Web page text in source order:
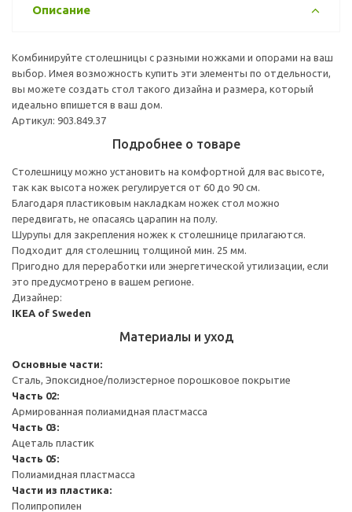
Описание
Комбинируйте столешницы с разными ножками и опорами на ваш
выбор. Имея возможность купить эти элементы по отдельности,
вы можете создать стол такого дизайна и размера, который
идеально впишется в ваш дом.
Артикул: 903.849.37
Подробнее о товаре
Столешницу можно установить на комфортной для вас высоте,
так как высота ножек регулируется от 60 до 90 см.
Благодаря пластиковым накладкам ножек стол можно
передвигать, не опасаясь царапин на полу.
Шурупы для закрепления ножек к столешнице прилагаются.
Подходит для столешниц толщиной мин. 25 мм.
Пригодно для переработки или энергетической утилизации, если
это предусмотрено в вашем регионе.
Дизайнер:
IKEA of Sweden
Материалы и уход
Основные части:
Сталь, Эпоксидное/полиэстерное порошковое покрытие
Часть 02:
Армированная полиамидная пластмасса
Часть 03:
Ацеталь пластик
Часть 05:
Полиамидная пластмасса
Части из пластика:
Полипропилен